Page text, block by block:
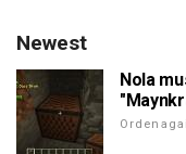
Newest
Nola